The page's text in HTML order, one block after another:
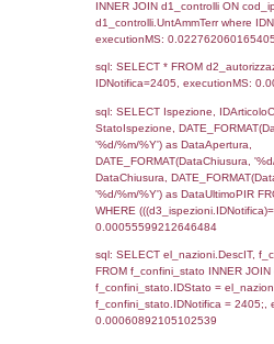
LEFT JOIN
el_comuni AS
n.IDNotifica =
sql: SELECT
ComuneST,
as ComuneSL,